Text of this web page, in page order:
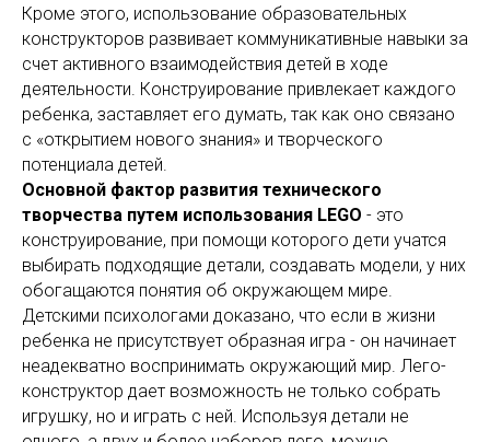
Кроме этого, использование образовательных
конструкторов развивает коммуникативные навыки за
счет активного взаимодействия детей в ходе
деятельности. Конструирование привлекает каждого
ребенка, заставляет его думать, так как оно связано
с «открытием нового знания» и творческого
потенциала детей.
Основной фактор развития технического
творчества путем использования LEGO - это
конструирование, при помощи которого дети учатся
выбирать подходящие детали, создавать модели, у них
обогащаются понятия об окружающем мире.
Детскими психологами доказано, что если в жизни
ребенка не присутствует образная игра - он начинает
неадекватно воспринимать окружающий мир. Лего-
конструктор дает возможность не только собрать
игрушку, но и играть с ней. Используя детали не